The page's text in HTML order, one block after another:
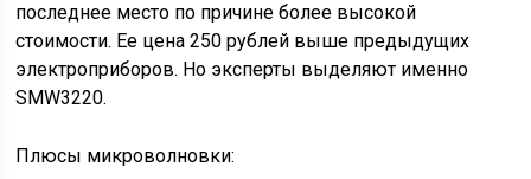
последнее место по причине более высокой
стоимости. Ее цена 250 рублей выше предыдущих
электроприборов. Но эксперты выделяют именно
SMW3220.
Плюсы микроволновки: